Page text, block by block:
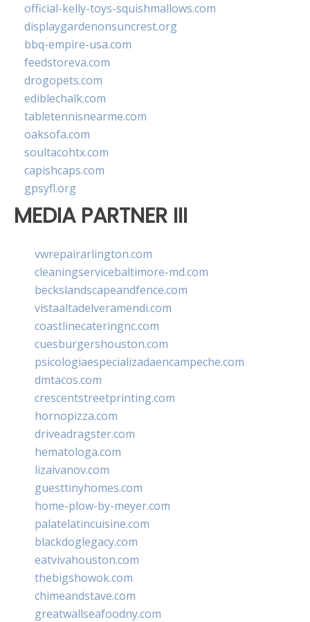
official-kelly-toys-squishmallows.com
displaygardenonsuncrest.org
bbq-empire-usa.com
feedstoreva.com
drogopets.com
ediblechalk.com
tabletennisnearme.com
oaksofa.com
soultacohtx.com
capishcaps.com
gpsyfl.org
MEDIA PARTNER III
vwrepairarlington.com
cleaningservicebaltimore-md.com
beckslandscapeandfence.com
vistaaltadelveramendi.com
coastlinecateringnc.com
cuesburgershouston.com
psicologiaespecializadaencampeche.com
dmtacos.com
crescentstreetprinting.com
hornopizza.com
driveadragster.com
hematologa.com
lizaivanov.com
guesttinyhomes.com
home-plow-by-meyer.com
palatelatincuisine.com
blackdoglegacy.com
eatvivahouston.com
thebigshowok.com
chimeandstave.com
greatwallseafoodny.com